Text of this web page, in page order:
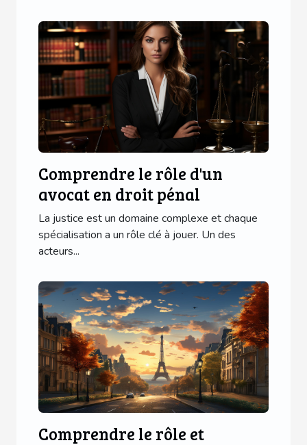
Comprendre le rôle d'un
avocat en droit pénal
La justice est un domaine complexe et chaque
spécialisation a un rôle clé à jouer. Un des
acteurs...
Comprendre le rôle et